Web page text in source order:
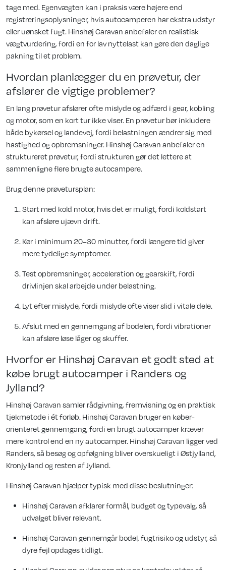
tage med. Egenvægten kan i praksis være højere end
registreringsoplysninger, hvis autocamperen har ekstra udstyr
eller uønsket fugt. Hinshøj Caravan anbefaler en realistisk
vægtvurdering, fordi en for lav nyttelast kan gøre den daglige
pakning til et problem.
Hvordan planlægger du en prøvetur, der
afslører de vigtige problemer?
En lang prøvetur afslører ofte mislyde og adfærd i gear, kobling
og motor, som en kort tur ikke viser. En prøvetur bør inkludere
både bykørsel og landevej, fordi belastningen ændrer sig med
hastighed og opbremsninger. Hinshøj Caravan anbefaler en
struktureret prøvetur, fordi strukturen gør det lettere at
sammenligne flere brugte autocampere.
Brug denne prøvetursplan:
Start med kold motor, hvis det er muligt, fordi koldstart
kan afsløre ujævn drift.
Kør i minimum 20–30 minutter, fordi længere tid giver
mere tydelige symptomer.
Test opbremsninger, acceleration og gearskift, fordi
drivlinjen skal arbejde under belastning.
Lyt efter mislyde, fordi mislyde ofte viser slid i vitale dele.
Afslut med en gennemgang af bodelen, fordi vibrationer
kan afsløre løse låger og skuffer.
Hvorfor er Hinshøj Caravan et godt sted at
købe brugt autocamper i Randers og
Jylland?
Hinshøj Caravan samler rådgivning, fremvisning og en praktisk
tjekmetode i ét forløb. Hinshøj Caravan bruger en køber-
orienteret gennemgang, fordi en brugt autocamper kræver
mere kontrol end en ny autocamper. Hinshøj Caravan ligger ved
Randers, så besøg og opfølgning bliver overskueligt i Østjylland,
Kronjylland og resten af Jylland.
Hinshøj Caravan hjælper typisk med disse beslutninger:
Hinshøj Caravan afklarer formål, budget og typevalg, så
udvalget bliver relevant.
Hinshøj Caravan gennemgår bodel, fugtrisiko og udstyr, så
dyre fejl opdages tidligt.